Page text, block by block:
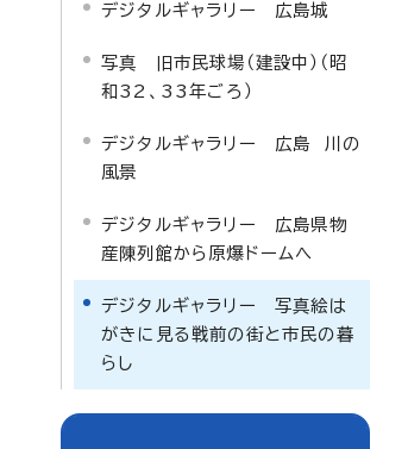
デジタルギャラリー 広島城
写真 旧市民球場（建設中）（昭
和32、33年ごろ）
デジタルギャラリー 広島 川の
風景
デジタルギャラリー 広島県物
産陳列館から原爆ドームへ
デジタルギャラリー 写真絵は
がきに見る戦前の街と市民の暮
らし